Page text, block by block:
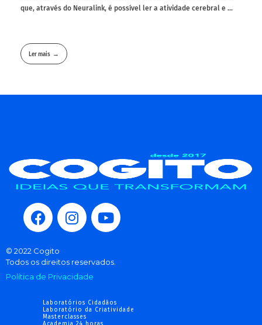
que, através do Neuralink, é possível ler a atividade cerebral e ...
Ler mais
© 2022 Cogito
Todos os direitos reservados.
Política de Privacidade
Laboratórios Cidadãos
Laboratório da Criatividade
Masterclasses